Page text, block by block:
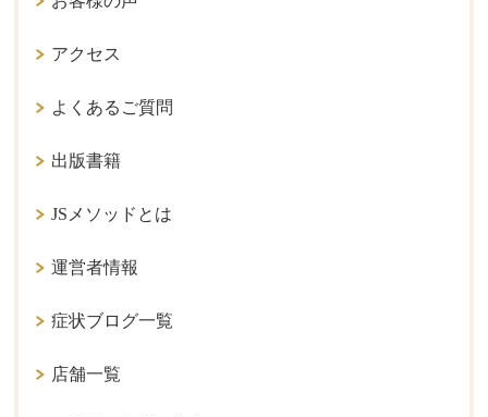
アクセス
よくあるご質問
出版書籍
JSメソッドとは
運営者情報
症状ブログ一覧
店舗一覧